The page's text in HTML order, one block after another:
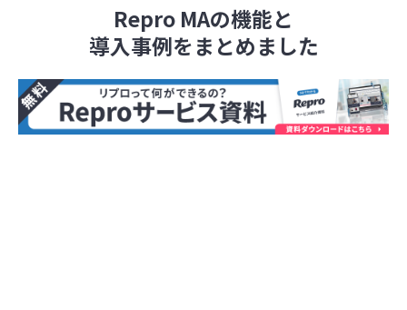
Repro MAの機能と
導入事例をまとめました